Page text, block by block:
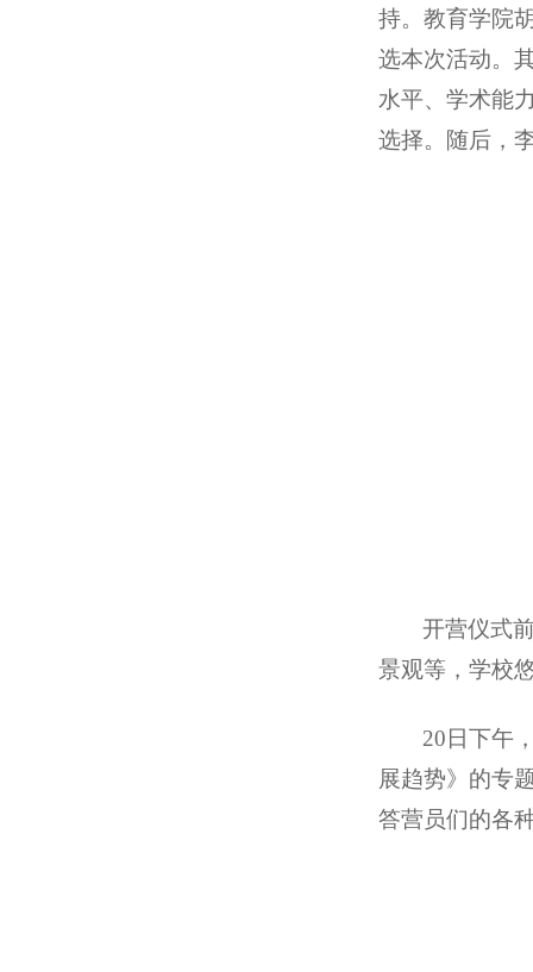
持。教育学院
选本次活动。
水平、学术能
选择。随后，
开营仪式
景观等，学校
20 日下午
展趋势》的专
答营员们的各